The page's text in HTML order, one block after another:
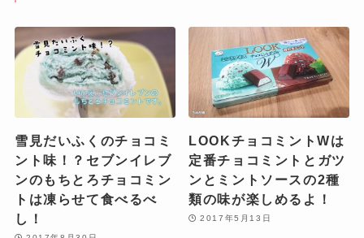
雪見だいふくのチョコミ
ント味！？セブンイレブ
ンのもちとろチョコミン
トは凍らせて食べるべ
し！
LOOKチョコミントWは
定番チョコミントとガツ
ンとミントソースの2種
類の味が楽しめるよ！
2017年5月13日